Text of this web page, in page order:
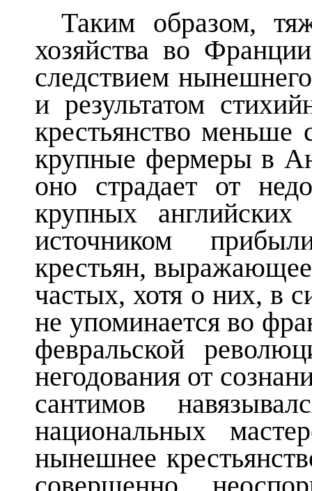
Таким образом,
хозяйства во
следствием
и результатом
крестьянство меньше
крупные фермеры в
оно страдает от
крупных
источником
крестьян,
частых, хотя о них, в
не упоминается во
февральской
негодования от
сантимов
национальных
нынешнее